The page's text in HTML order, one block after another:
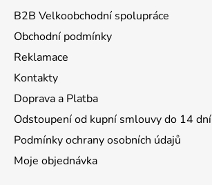
B2B Velkoobchodní spolupráce
Obchodní podmínky
Reklamace
Kontakty
Doprava a Platba
Odstoupení od kupní smlouvy do 14 dní
Podmínky ochrany osobních údajů
Moje objednávka